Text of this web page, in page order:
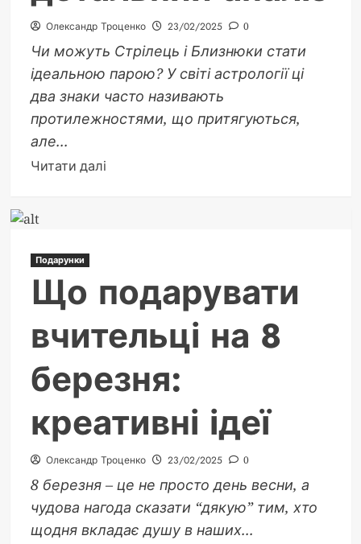
Олександр Троценко 23/02/2025 0
Чи можуть Стрілець і Близнюки стати
ідеальною парою? У світі астрології ці
два знаки часто називають
протилежностями, що притягуються,
але...
Читати даліДокладніше
у
відсотках:
детальний
аналіз
Подарунки
Що подарувати
вчительці на 8
березня:
креативні ідеї
Олександр Троценко 23/02/2025 0
8 березня – це не просто день весни, а
чудова нагода сказати “дякую” тим, хто
щодня вкладає душу в наших...